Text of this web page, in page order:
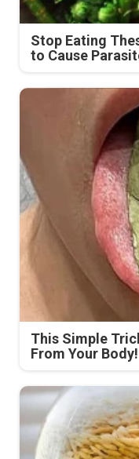
Stop Eating
to Cause
This Simple
From Your Body!